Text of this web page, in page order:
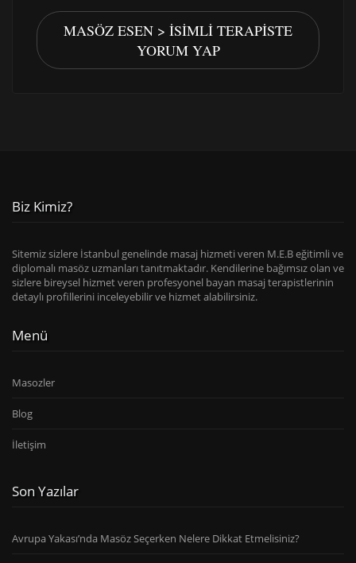
MASÖZ ESEN > İSIMLI TERAPISTE
YORUM YAP
Biz Kimiz?
Sitemiz sizlere İstanbul genelinde masaj hizmeti veren M.E.B eğitimli ve
diplomalı masöz uzmanları tanıtmaktadır. Kendilerine bağımsız olan ve
sizlere bireysel hizmet veren profesyonel bayan masaj terapistlerinin
detaylı profillerini inceleyebilir ve hizmet alabilirsiniz.
Menü
Masozler
Blog
İletişim
Son Yazılar
Avrupa Yakası’nda Masöz Seçerken Nelere Dikkat Etmelisiniz?